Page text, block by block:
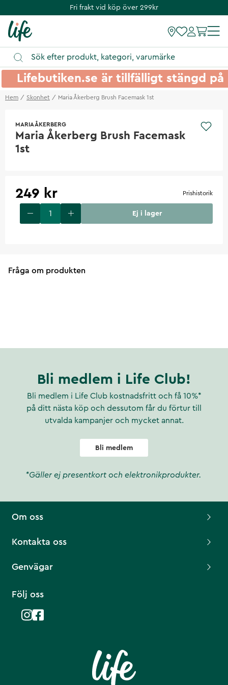
Fri frakt vid köp över 299kr
Lifebutiken.se är tillfälligt stängd
Hem Skonhet Maria Åkerberg Brush Facemask 1st
MARIA ÅKERBERG
Maria Åkerberg Brush Facemask
1st
249 kr Prishistorik
Ej i lager
Fråga om produkten
Bli medlem i Life Club!
Bli medlem i Life Club kostnadsfritt och få 10%*
på ditt nästa köp och dessutom får du förtur till
utvalda kampanjer och mycket annat.
Bli medlem
*Gäller ej presentkort och elektronikprodukter.
Om oss
Kontakta oss
Genvägar
Följ oss